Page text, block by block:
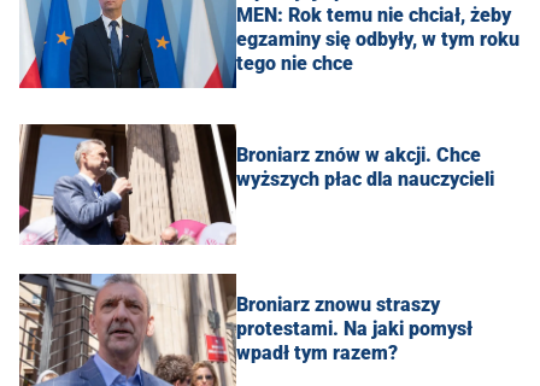
MEN: Rok temu nie chciał, żeby
egzaminy się odbyły, w tym roku
tego nie chce
Broniarz znów w akcji. Chce
wyższych płac dla nauczycieli
Broniarz znowu straszy
protestami. Na jaki pomysł
wpadł tym razem?